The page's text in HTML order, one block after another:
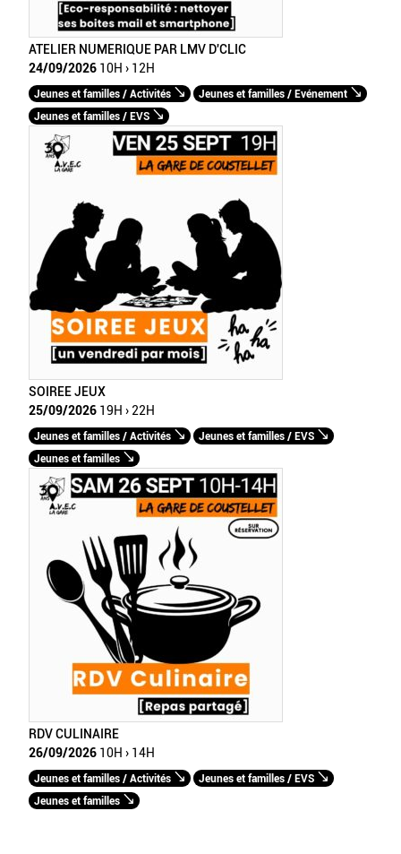
ATELIER NUMERIQUE PAR LMV D'CLIC
24/09/2026 10H › 12H
Jeunes et familles / Activités
Jeunes et familles / Evénement
Jeunes et familles / EVS
SOIREE JEUX
25/09/2026 19H › 22H
Jeunes et familles / Activités
Jeunes et familles / EVS
Jeunes et familles
RDV CULINAIRE
26/09/2026 10H › 14H
Jeunes et familles / Activités
Jeunes et familles / EVS
Jeunes et familles